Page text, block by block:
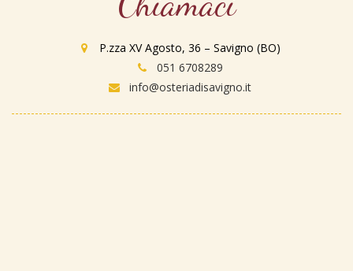
P.zza XV Agosto, 36 – Savigno (BO)
051 6708289
info@osteriadisavigno.it